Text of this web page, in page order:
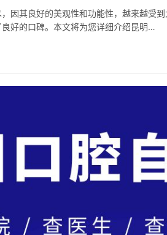
因其良好的美观性和功能性，越来越受
好的口碑。本文将为您详细介绍昆明…